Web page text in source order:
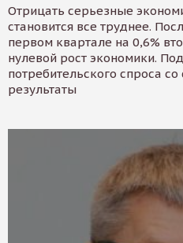
Отрицать серьезные
становится все труднее.
первом квартале на 0,6%
нулевой рост экономики.
потребительского спроса
результаты